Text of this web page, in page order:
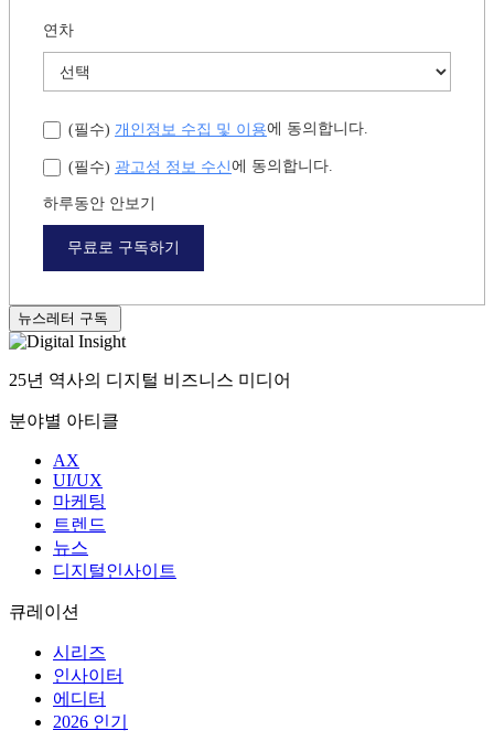
연차
(필수) 개인정보 수집 및 이용에 동의합니다.
(필수) 광고성 정보 수신에 동의합니다.
하루동안 안보기
무료로 구독하기
뉴스레터 구독
25년 역사의 디지털 비즈니스 미디어
분야별 아티클
AX
UI/UX
마케팅
트렌드
뉴스
디지털인사이트
큐레이션
시리즈
인사이터
에디터
2026 인기